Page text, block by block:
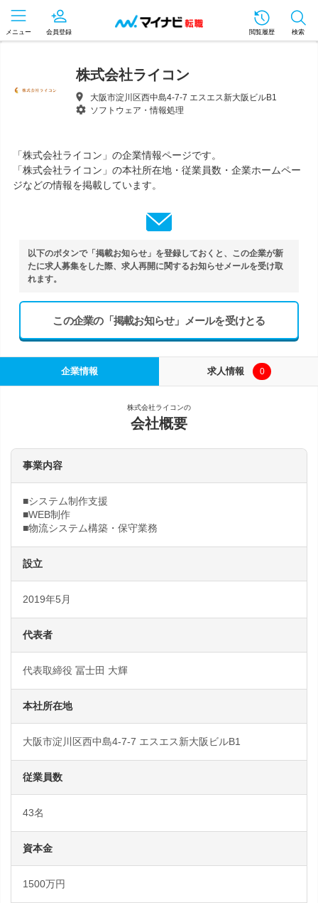
メニュー 会員登録 閲覧履歴 検索
株式会社ライコン
大阪市淀川区西中島4-7-7 エスエス新大阪ビルB1
ソフトウェア・情報処理
「株式会社ライコン」の企業情報ページです。
「株式会社ライコン」の本社所在地・従業員数・企業ホームペー
ジなどの情報を掲載しています。
以下のボタンで「掲載お知らせ」を登録しておくと、この企業が新
たに求人募集をした際、求人再開に関するお知らせメールを受け取
れます。
この企業の「掲載お知らせ」メールを受けとる
企業情報 求人情報 0
株式会社ライコンの
会社概要
事業内容
■システム制作支援
■WEB制作
■物流システム構築・保守業務
設立
2019年5月
代表者
代表取締役 冨士田 大輝
本社所在地
大阪市淀川区西中島4-7-7 エスエス新大阪ビルB1
従業員数
43名
資本金
1500万円